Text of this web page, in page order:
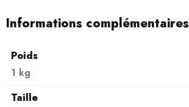
Informations complémentaires
Poids
1 kg
Taille